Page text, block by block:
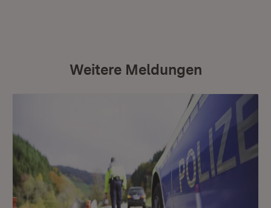
Weitere Meldungen